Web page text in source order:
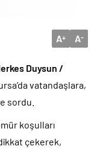
A+ A-
Duysun /
vatandaşlara,
sordu.
koşulları
çekerek,